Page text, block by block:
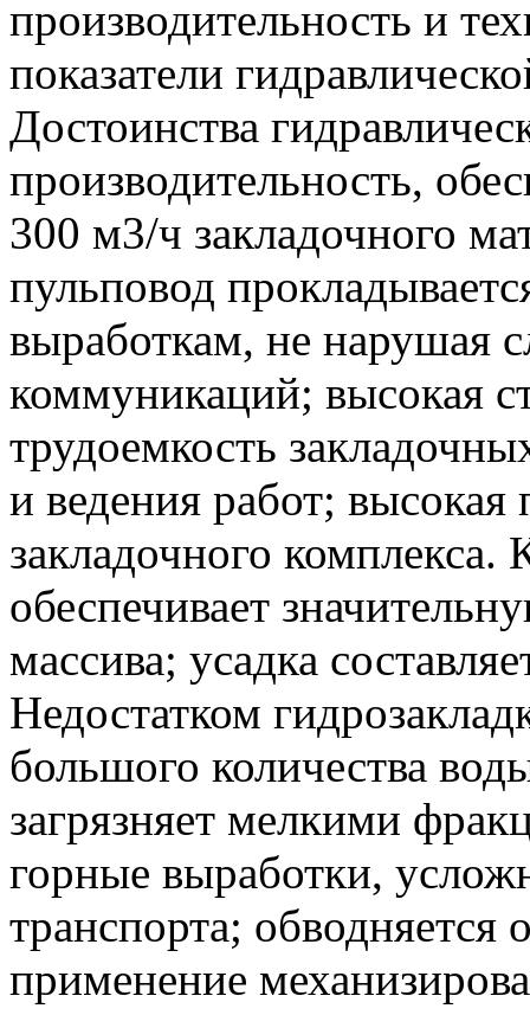
производительность и
показатели
Достоинства
производительность,
300 м3/ч закладочного
пульповод
выработкам, не нарушая
коммуникаций; высокая
трудоемкость
и ведения работ; высокая
закладочного комплекса.
обеспечивает
массива; усадка
Недостатком
большого количества
загрязняет мелкими
горные выработки,
транспорта; обводняется
применение